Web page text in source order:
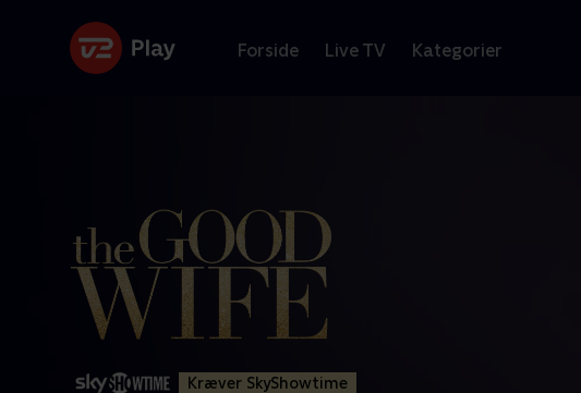
Forside Live TV Kategorier
Kræver SkyShowtime